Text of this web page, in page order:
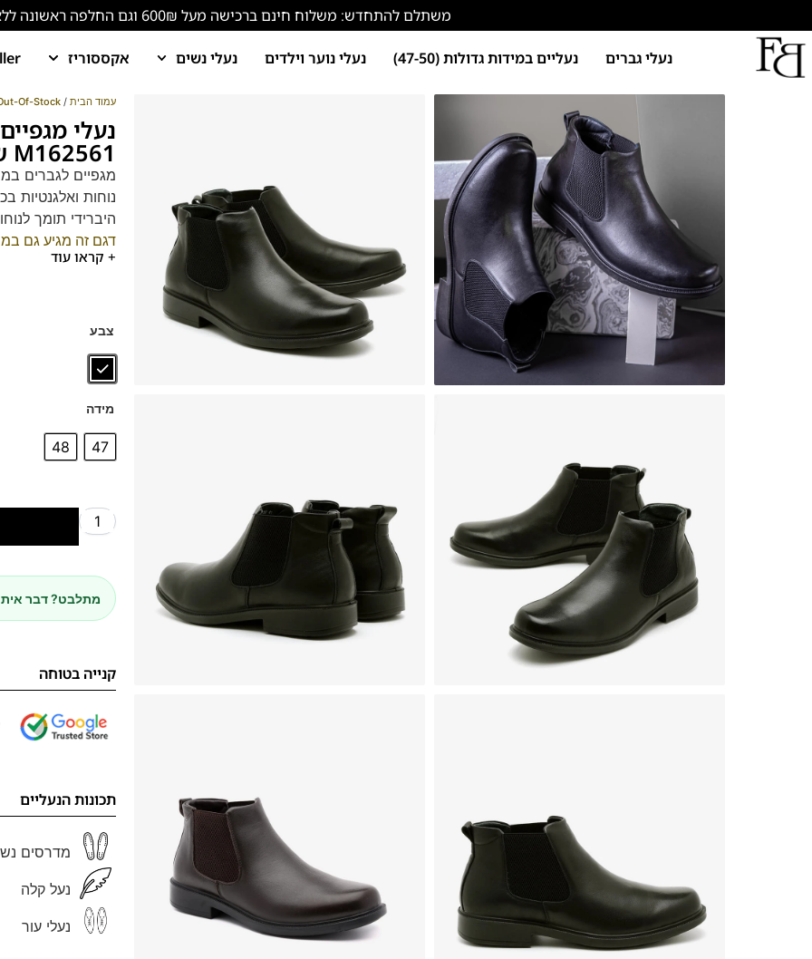
משתלם להתחדש: משלוח חינם ברכישה מעל 600₪ וגם החלפה ראשונה ללא עלות!
נעלי גברים נעליים במידות גדולות (47-50) נעלי נוער וילדים נעלי נשים אקססוריז
עמוד הבית /
Of-Stock
נעלי
M162561 שחור
נוחות ואלגנטיות
היברידי תומך
דגם זה מגיע גם במידות
+ קראו עוד
צבע
מידה
47
48
מתלבט? דבר
קנייה בטוחה
תכונות הנעליים
מדרסים
נעל קלה
נעלי עור